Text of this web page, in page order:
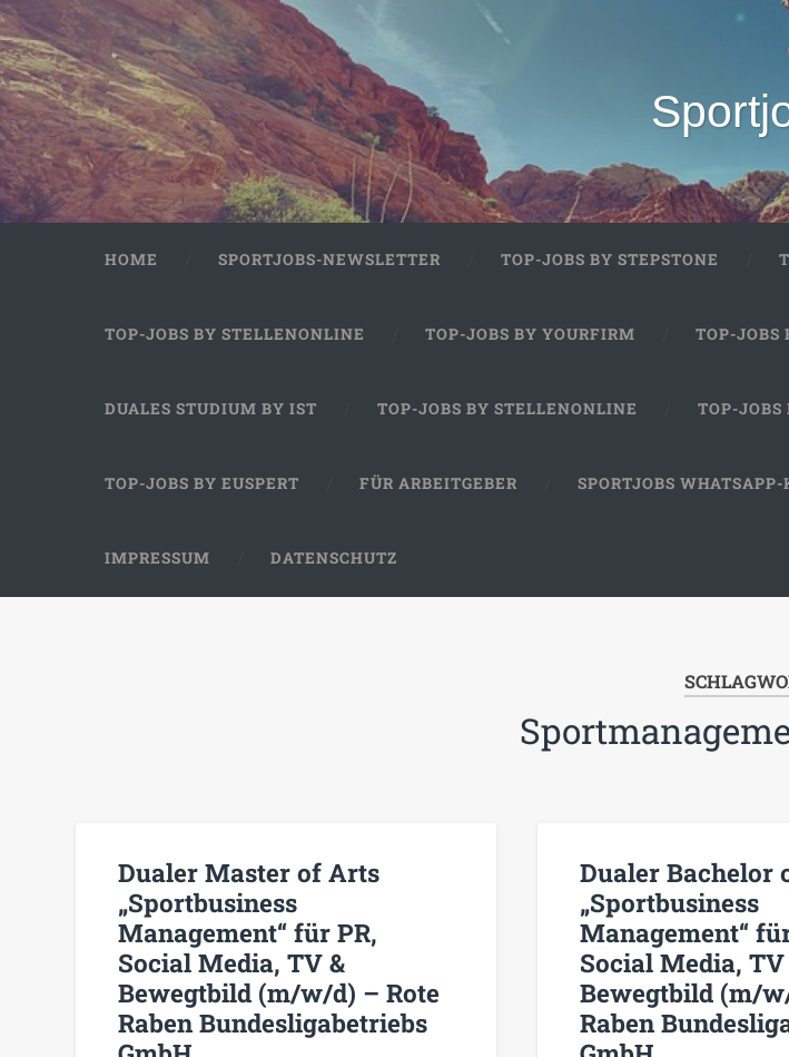
HOME SPORTJOBS-NEWSLETTER TOP-JOBS BY STEPSTONE
TOP-JOBS BY STELLENONLINE TOP-JOBS BY YOURFIRM TOP-JOBS
DUALES STUDIUM BY IST TOP-JOBS BY STELLENONLINE TOP-JOBS
TOP-JOBS BY EUSPERT FÜR ARBEITGEBER SPORTJOBS
IMPRESSUM DATENSCHUTZ
Dualer Master of Arts
„Sportbusiness
Management“ für PR,
Social Media, TV &
Bewegtbild (m/w/d) – Rote
Raben Bundesligabetriebs
Dualer Bachelor
„Sportbusiness
Management“
Social Media, TV
Bewegtbild (m/
Raben